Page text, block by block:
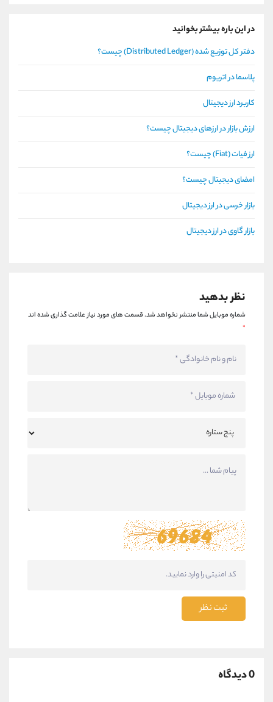
در این باره بیشتر بخوانید
دفتر کل توزیع شده (Distributed Ledger) چیست؟
پلاسما در اتریوم
کاربرد ارز دیجیتال
ارزش بازار در ارزهای دیجیتال چیست؟
ارز فیات (Fiat) چیست؟
امضای دیجیتال چیست؟
بازار خرسی در ارز دیجیتال
بازار گاوی در ارز دیجیتال
نظر بدهید
شماره موبایل شما منتشر نخواهد شد.قسمت های مورد نیاز علامت گذاری شده اند
*
ثبت نظر
0 دیدگاه